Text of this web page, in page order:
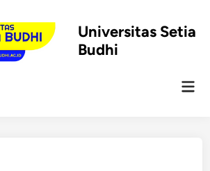
Universitas Setia
Budhi